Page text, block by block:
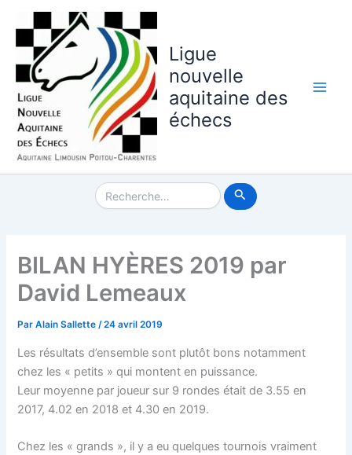
contenu
Ligue
nouvelle
aquitaine des
échecs
Rechercher :
BILAN HYÈRES 2019 par
David Lemeaux
ParAlain Sallette/24 avril 2019
Les résultats d’ensemble sont plutôt bons notamment
chez les « petits » qui montent en puissance.
Leur moyenne par joueur sur 9 rondes était de 3.55 en
2017, 4.02 en 2018 et 4.30 en 2019.
Chez les « grands », il y a eu quelques tournois vraiment